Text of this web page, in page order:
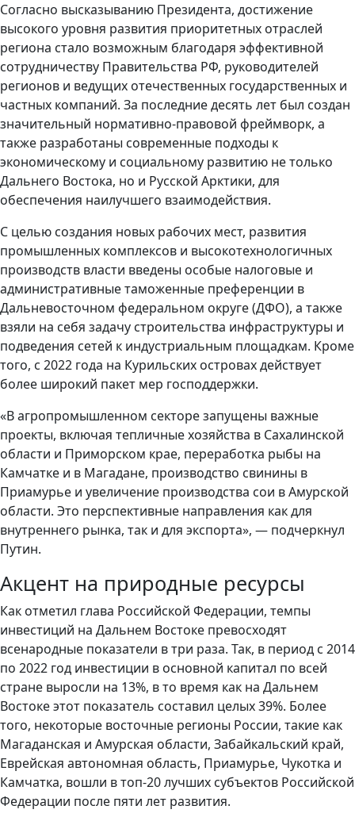
Согласно высказыванию Президента, достижение
высокого уровня развития приоритетных отраслей
региона стало возможным благодаря эффективной
сотрудничеству Правительства РФ, руководителей
регионов и ведущих отечественных государственных и
частных компаний. За последние десять лет был создан
значительный нормативно-правовой фреймворк, а
также разработаны современные подходы к
экономическому и социальному развитию не только
Дальнего Востока, но и Русской Арктики, для
обеспечения наилучшего взаимодействия.
С целью создания новых рабочих мест, развития
промышленных комплексов и высокотехнологичных
производств власти введены особые налоговые и
административные таможенные преференции в
Дальневосточном федеральном округе (ДФО), а также
взяли на себя задачу строительства инфраструктуры и
подведения сетей к индустриальным площадкам. Кроме
того, с 2022 года на Курильских островах действует
более широкий пакет мер господдержки.
«В агропромышленном секторе запущены важные
проекты, включая тепличные хозяйства в Сахалинской
области и Приморском крае, переработка рыбы на
Камчатке и в Магадане, производство свинины в
Приамурье и увеличение производства сои в Амурской
области. Это перспективные направления как для
внутреннего рынка, так и для экспорта», — подчеркнул
Путин.
Акцент на природные ресурсы
Как отметил глава Российской Федерации, темпы
инвестиций на Дальнем Востоке превосходят
всенародные показатели в три раза. Так, в период с 2014
по 2022 год инвестиции в основной капитал по всей
стране выросли на 13%, в то время как на Дальнем
Востоке этот показатель составил целых 39%. Более
того, некоторые восточные регионы России, такие как
Магаданская и Амурская области, Забайкальский край,
Еврейская автономная область, Приамурье, Чукотка и
Камчатка, вошли в топ-20 лучших субъектов Российской
Федерации после пяти лет развития.